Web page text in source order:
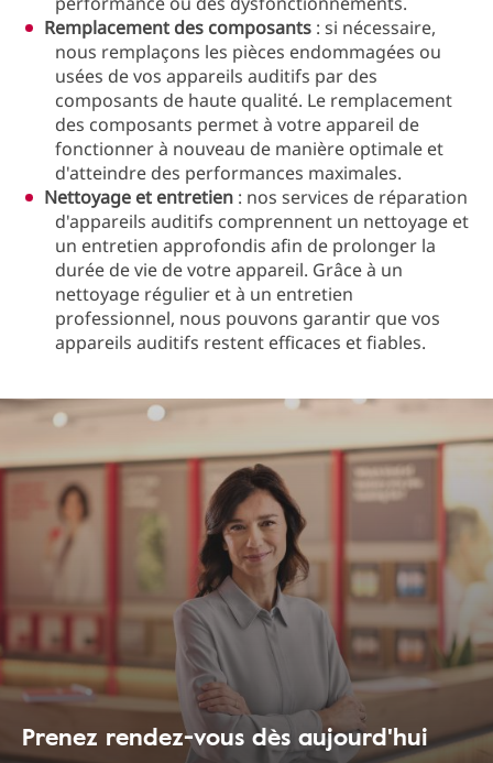
Remplacement des composants : si nécessaire,
nous remplaçons les pièces endommagées ou
usées de vos appareils auditifs par des
composants de haute qualité. Le remplacement
des composants permet à votre appareil de
fonctionner à nouveau de manière optimale et
d'atteindre des performances maximales.
Nettoyage et entretien : nos services de réparation
d'appareils auditifs comprennent un nettoyage et
un entretien approfondis afin de prolonger la
durée de vie de votre appareil. Grâce à un
nettoyage régulier et à un entretien
professionnel, nous pouvons garantir que vos
appareils auditifs restent efficaces et fiables.
Prenez rendez-vous dès aujourd'hui